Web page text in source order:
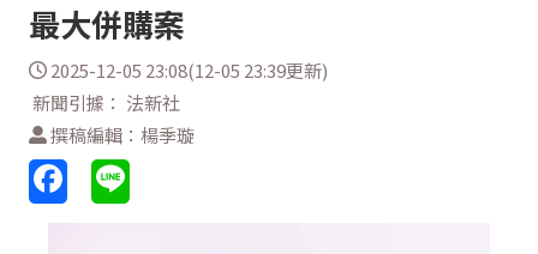
最大併購案
2025-12-05 23:08(12-05 23:39更新)
新聞引據： 法新社
撰稿編輯：楊季璇